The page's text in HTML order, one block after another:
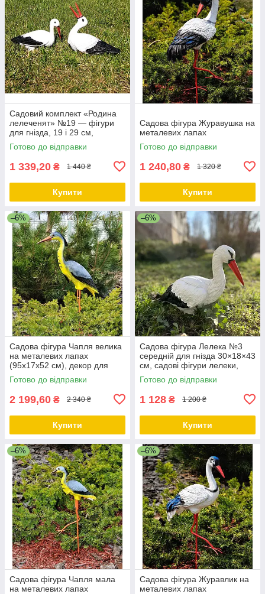
Садовий комплект «Родина
лелеченят» №19 — фігури
для гнізда, 19 і 29 см,
полістоун
Готово до відправки
1 339,20 ₴ 1 440 ₴
Купити
Садова фігура Журавушка на
металевих лапах
Готово до відправки
1 240,80 ₴ 1 320 ₴
Купити
–6%
Садова фігура Чапля велика
на металевих лапах
(95х17х52 см), декор для
саду, садові фігури з
полістоуну
Готово до відправки
2 199,60 ₴ 2 340 ₴
Купити
–6%
Садова фігура Лелека №3
середній для гнізда 30×18×43
см, садові фігури лелеки,
лелеки садові, садово
паркові скульптури лелеки,
Готово до відправки
1 128 ₴ 1 200 ₴
Купити
–6%
Садова фігура Чапля мала
на металевих лапах
–6%
Садова фігура Журавлик на
металевих лапах